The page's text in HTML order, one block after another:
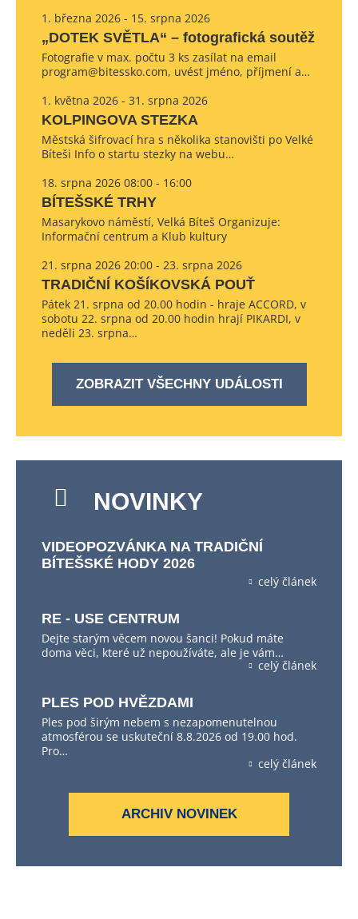
1. března 2026 - 15. srpna 2026
„DOTEK SVĚTLA“ – fotografická soutěž
Fotografie v max. počtu 3 ks zasílat na email
program@bitessko.com, uvést jméno, příjmení a…
1. května 2026 - 31. srpna 2026
KOLPINGOVA STEZKA
Městská šifrovací hra s několika stanovišti po Velké
Bíteši Info o startu stezky na webu…
18. srpna 2026 08:00 - 16:00
BÍTEŠSKÉ TRHY
Masarykovo náměstí, Velká Bíteš Organizuje:
Informační centrum a Klub kultury
21. srpna 2026 20:00 - 23. srpna 2026
TRADIČNÍ KOŠÍKOVSKÁ POUŤ
Pátek 21. srpna od 20.00 hodin - hraje ACCORD, v
sobotu 22. srpna od 20.00 hodin hrají PIKARDI, v
neděli 23. srpna…
ZOBRAZIT VŠECHNY UDÁLOSTI
NOVINKY
VIDEOPOZVÁNKA NA TRADIČNÍ
BÍTEŠSKÉ HODY 2026
celý článek
RE - USE CENTRUM
Dejte starým věcem novou šanci! Pokud máte
doma věci, které už nepoužíváte, ale je vám…
celý článek
PLES POD HVĚZDAMI
Ples pod širým nebem s nezapomenutelnou
atmosférou se uskuteční 8.8.2026 od 19.00 hod.
Pro…
celý článek
ARCHIV NOVINEK